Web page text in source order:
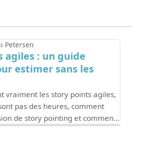
Petersen
agiles : un guide
estimer sans les
vraiment les story points agiles,
pas des heures, comment
de story pointing et comment
points fonctionne avec Jira —